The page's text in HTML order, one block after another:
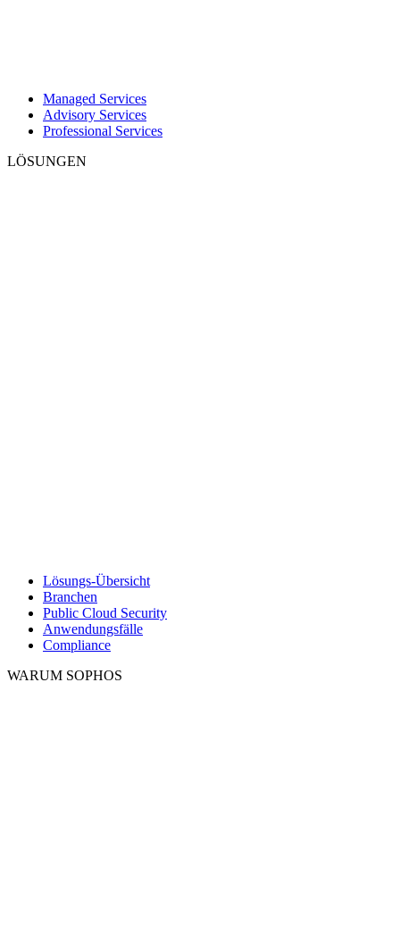
Managed Services
Advisory Services
Professional Services
LÖSUNGEN
Lösungs-Übersicht
Branchen
Public Cloud Security
Anwendungsfälle
Compliance
WARUM SOPHOS